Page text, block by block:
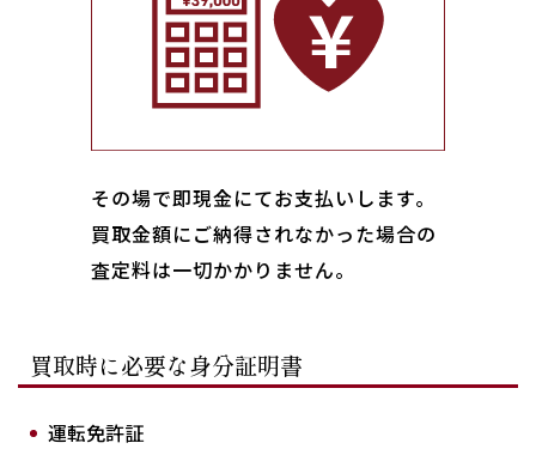
その場で即現金にてお支払いします｡
買取金額にご納得されなかった場合の
査定料は一切かかりません。
買取時に必要な身分証明書
運転免許証